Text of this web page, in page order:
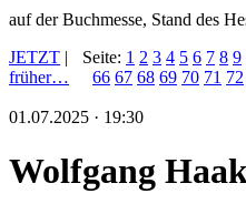
auf der Buchmesse, Stand des
JETZT |
früher…
Seite: 1 2 3 4 5 6 7 8 9
66 67 68 69 70 71 72
01.07.2025 · 19:30
Wolfgang